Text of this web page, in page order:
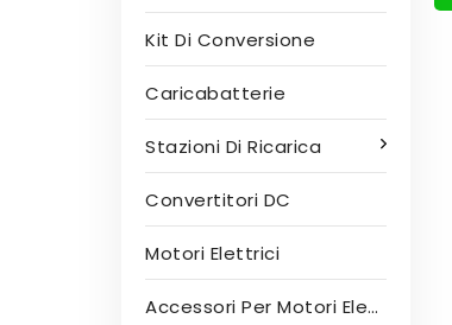
Kit Di Conversione
Caricabatterie
Stazioni Di Ricarica
Convertitori DC
Motori Elettrici
Accessori Per Motori Elettrici